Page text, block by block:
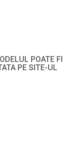
POATE FI
PE SITE-UL